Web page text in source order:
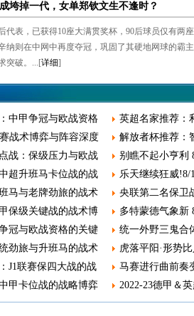
垮掉一代，女单郑钦文生不逢时？
代表，已获得10座大满贯奖杯，90后球员仅有两
纳则在中网中再度夺冠，巩固了其硬地网球的霸
突破。...[详细]
中甲争冠与欧战资格
战术博弈与阵容深度
战：保级压力与欧战
超升班马卡位战的战
马与老牌劲旅的战术
保级关键战的战术博
冠与欧战资格的关键
劲旅与升班马的战术
J1联赛保四大战的战
甲卡位战的战略博弈
英超名家推荐：
解放者杯推荐：
别瞧不起小亨利
乐天继续狂威!8/
央联第二名保卫
多特蒙德气象新
统一外野三鬼合
虎落平阳·形势
马赛进行曲前奏
2022-23德甲＆